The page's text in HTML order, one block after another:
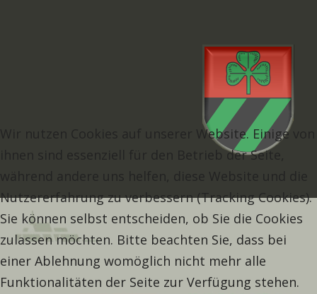
Wir nutzen Cookies auf unserer Website. Einige von
ihnen sind essenziell für den Betrieb der Seite,
Nutzererfahrung zu verbessern (Tracking Cookies).
Sie können selbst entscheiden, ob Sie die Cookies
zulassen möchten. Bitte beachten Sie, dass bei
einer Ablehnung womöglich nicht mehr alle
Funktionalitäten der Seite zur Verfügung stehen.